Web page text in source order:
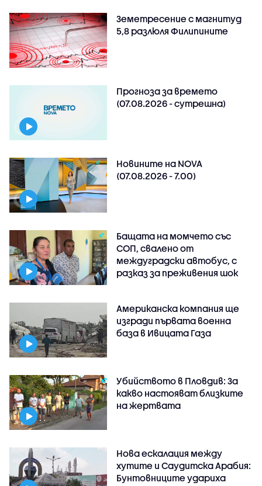
Земетресение с магнитуд
5,8 разлюля Филипините
Прогноза за времето
(07.08.2026 - сутрешна)
Новините на NOVA
(07.08.2026 - 7.00)
Бащата на момчето със
СОП, свалено от
междуградски автобус, с
разказ за преживения шок
Американска компания ще
изгради първата военна
база в Ивицата Газа
Убийството в Пловдив: За
какво настояват близките
на жертвата
Нова ескалация между
хутите и Саудитска Арабия:
Бунтовниците удариха